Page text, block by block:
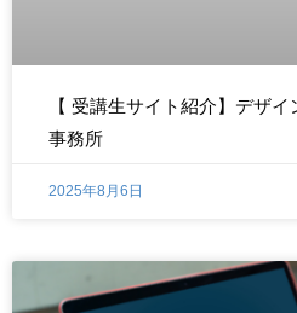
【 受講生サイト紹介】デザ
事務所
2025年8月6日